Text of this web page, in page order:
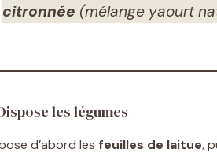
citronnée (mélange yaourt
les légumes
d’abord les feuilles de laitue,